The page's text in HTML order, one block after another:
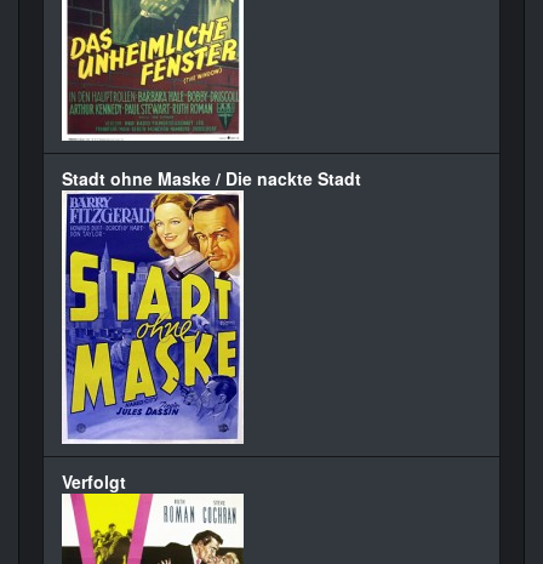
Stadt ohne Maske / Die nackte Stadt
Verfolgt